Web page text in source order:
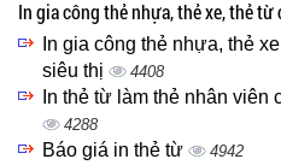
In gia công thẻ nhựa, thẻ xe, thẻ
In gia công thẻ nhựa, thẻ
siêu thị
4408
In thẻ từ làm thẻ nhân viên
4288
Báo giá in thẻ từ 4942